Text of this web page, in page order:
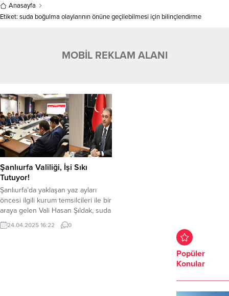
Anasayfa
Etiket: suda boğulma olaylarının önüne geçilebilmesi için bilinçlendirme
MOBİL REKLAM ALANI
Şanlıurfa Valiliği, İşi Sıkı
Tutuyor!
Şanlıurfa’da yaklaşan yaz ayları
öncesi ilgili kurum temsilcileri ile bir
araya gelen Vali Hasan Şıldak, suda
boğulma olaylarının önüne
geçilebilmesi için bilinçlendirme,
24.04.2025 16:22 0
Popüler
Konular